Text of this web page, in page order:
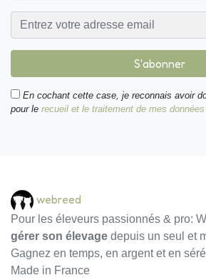
S'abonner
En cochant cette case, je reconnais avoir
pour le recueil et le traitement de mes données
webreed
Pour les éleveurs passionnés & pro:
gérer son élevage depuis un seul et
Gagnez en temps, en argent et en
Made in France